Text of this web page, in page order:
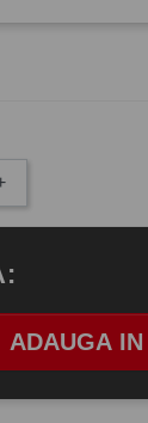
ADAUGA
: